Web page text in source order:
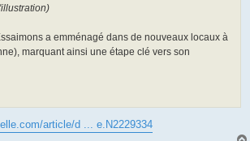
a emménagé dans de nouveaux locaux à
marquant ainsi une étape clé vers son
article/d ... e.N2229334